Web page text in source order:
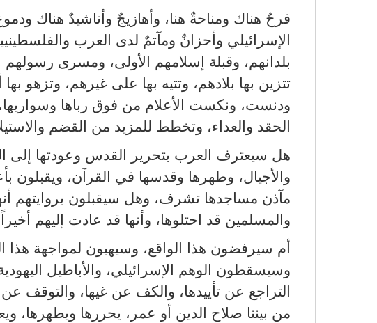
فرحٌ هناك ومناحةٌ هنا، وأهازيجٌ وأناشيدٌ هناك
الإسرائيلي وأحزانٌ ومآتمٌ لدى العرب
بلدانهم، وقبلة إسلامهم الأولى، ومسرى
تتزين بها بلادهم، وتتيه بها على غيرهم،
ودنست، ونكست الأعلام من فوق رباها
الحقد والعداء، وتخطط للمزيد من القضم
هل سيعترف العرب بتحرير القدس وعودتها إلى
والأجيال، وطهرها وقدسها في القرآن، ويقبلون
مآذن مساجدها تشرف، وهل سيقبلون بروايتهم
والمسلمين قد احتلوها، وأنها قد عادت إليهم
أم سيرفضون هذا الواقع، وسيهبون لمواجهة
وسيسقطون الوهم الإسرائيلي، والأباطيل
التراجع عن تأييدها، والكف عن غيها، والتوقف
من بيننا صلاح الدين أو عمر، يحررها ويطهرها،